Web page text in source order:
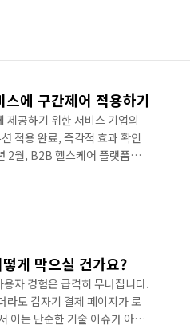
가장 확실한 안정화 전략입니
근 병목 제거: 캐시, CQRS, 비
에 구간제어 적용하기
제공하기 위한 서비스 기업의
적용 완료, 즉각적 효과 확인
2월, B2B 헬스케어 플랫폼을
직원들이 간편하게 건강검진
약 접수는 물론, 특정 기업과의
게 막으실 건가요?
자 경험은 급격히 무너집니다.
라도 갑자기 결제 페이지가 로
이는 단순한 기술 이슈가 아니